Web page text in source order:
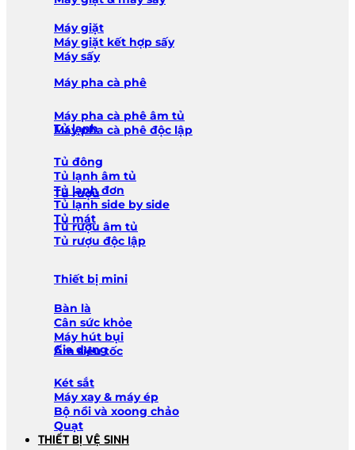
Máy giặt
Máy giặt kết hợp sấy
Máy sấy
Máy pha cà phê
Máy pha cà phê âm tủ
Máy pha cà phê độc lập
Tủ lạnh
Tủ đông
Tủ lạnh âm tủ
Tủ lạnh đơn
Tủ lạnh side by side
Tủ mát
Tủ rượu
Tủ rượu âm tủ
Tủ rượu độc lập
Thiết bị mini
Bàn là
Cân sức khỏe
Máy hút bụi
Ấm siêu tốc
Gia dụng
Két sắt
Máy xay & máy ép
Bộ nồi và xoong chảo
Quạt
THIẾT BỊ VỆ SINH